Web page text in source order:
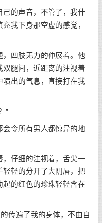
己的声音，不管了，我什
我下身那空虚的感觉，
，四肢无力的伸展着。他
双腿间，近距离的注视着
喷出的气息，直接打在我
”
会令所有男人都惊异的地
，仔细的注视着，舌尖一
轻轻的分开了大阴唇，把
起的红色的珍珠轻轻含在
传遍了我的身体，不由自